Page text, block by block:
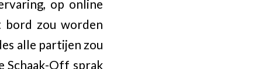
op online
bord zou worden
alle partijen zou
Schaak-Off sprak